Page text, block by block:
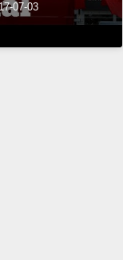
07-03